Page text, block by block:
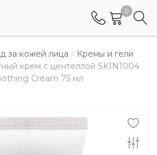
0
граждан
за кожей лица
Кремы и гели
крем с центеллой SKIN1004
Cream 75 мл